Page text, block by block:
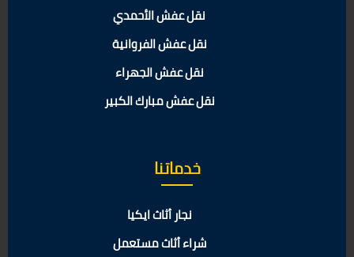
نقل عفش الأحمدي
نقل عفش الفروانية
نقل عفش الجهراء
نقل عفش مبارك الكبير
خدماتنا
نجار أثاث ايكيا
شراء أثاث مستعمل